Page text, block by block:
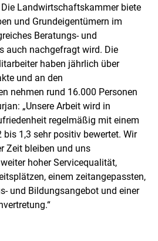
Landwirtschaftskammer biete
und Grundeigentümern im
Beratungs- und
auch nachgefragt wird. Die
haben jährlich über
und an den
nehmen rund 16.000 Personen
„Unsere Arbeit wird in
regelmäßig mit einem
1,3 sehr positiv bewertet. Wir
Zeit bleiben und uns
hoher Servicequalität,
einem zeitangepassten,
und Bildungsangebot und einer